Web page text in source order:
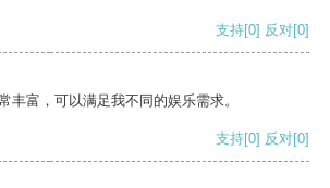
支持[0] 反对[0]
丰富，可以满足我不同的娱乐需求。
支持[0] 反对[0]